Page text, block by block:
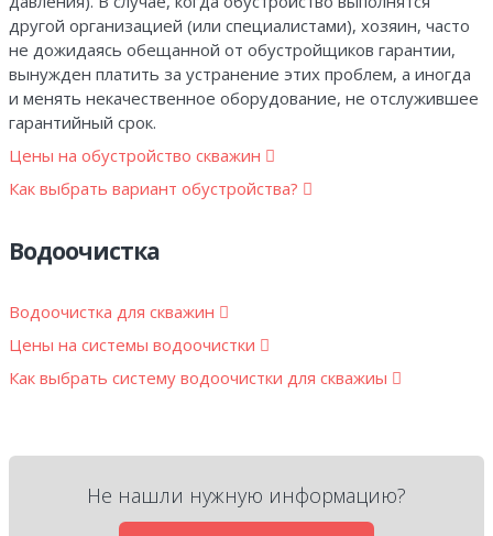
другой организацией (или специалистами), хозяин, часто
не дожидаясь обещанной от обустройщиков гарантии,
вынужден платить за устранение этих проблем, а иногда
и менять некачественное оборудование, не отслужившее
гарантийный срок.
Цены на обустройство скважин
Как выбрать вариант обустройства?
Водоочистка
Водоочистка для скважин
Цены на системы водоочистки
Как выбрать систему водоочистки для скважиы
Не нашли нужную информацию?